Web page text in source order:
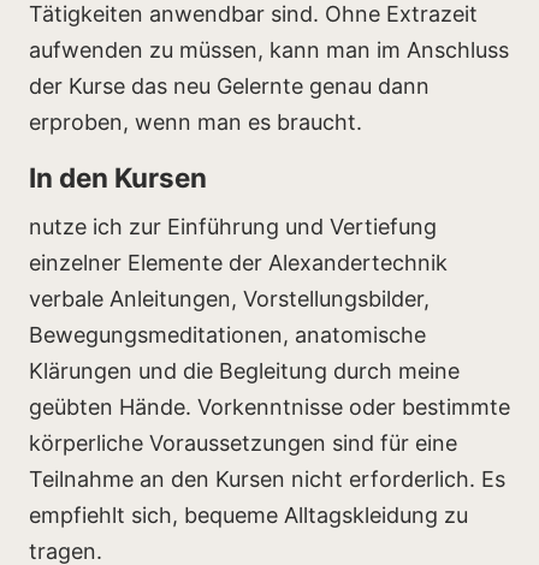
Tätigkeiten anwendbar sind. Ohne Extrazeit
aufwenden zu müssen, kann man im Anschluss
der Kurse das neu Gelernte genau dann
erproben, wenn man es braucht.
In den Kursen
nutze ich zur Einführung und Vertiefung
einzelner Elemente der Alexandertechnik
verbale Anleitungen, Vorstellungsbilder,
Bewegungsmeditationen, anatomische
Klärungen und die Begleitung durch meine
geübten Hände. Vorkenntnisse oder bestimmte
körperliche Voraussetzungen sind für eine
Teilnahme an den Kursen nicht erforderlich. Es
empfiehlt sich, bequeme Alltagskleidung zu
tragen.